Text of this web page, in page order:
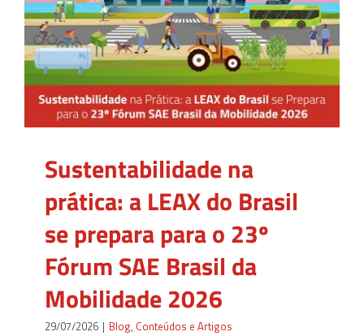
Sustentabilidade na
prática: a LEAX do Brasil
se prepara para o 23º
Fórum SAE Brasil da
Mobilidade 2026
29/07/2026 | Blog, Conteúdos e Artigos